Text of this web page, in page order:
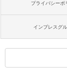
プライバシーポ
インプレスグ